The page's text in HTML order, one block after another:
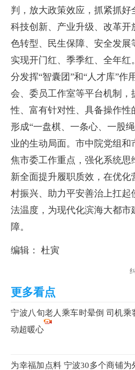
判，放大政策效应，抓紧抓好
科技创新、产业升级、改革开
色转型、民生保障、安全发展
实现开门红、季季红、全年红
分发挥“智囊团”和“人才库”作
会、委员工作室等平台机制，
性、富有针对性、具备操作性
形成“一盘棋、一条心、一股
业的生动局面。市中院党组和
焦市委工作重点，强化系统思
新全面提升履职质效，在优化
村振兴、助力平安善治上扛起
法温度，为现代化滨海大都市
障。
编辑： 杜寅
宁波八旬老人乘车时晕倒 司机乘
动超暖心
为幸福加点料 宁波30多个商铺为